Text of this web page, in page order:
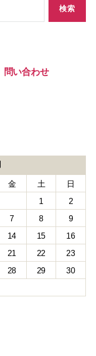
い合わせ
金 土
日
1
2
7 8
9
14 15
16
21 22
23
28 29
30